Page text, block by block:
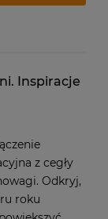
płytek.
Inspiracje
z cegły
Odkryj,
roku